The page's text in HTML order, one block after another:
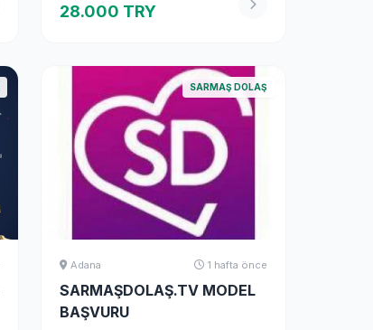
28.000 TRY
SARMAŞ DOLAŞ
Adana 1 hafta önce
SARMAŞDOLAŞ.TV MODEL
BAŞVURU